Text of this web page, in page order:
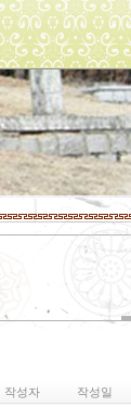
작성자 작성일